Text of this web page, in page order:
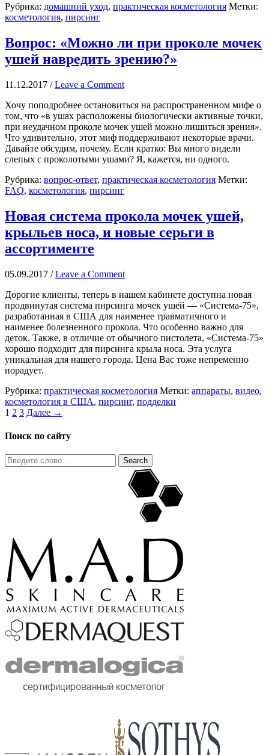
Рубрика: домашний уход, практическая косметология Метки:
косметология, пирсинг
Вопрос: «Можно ли при проколе мочек
ушей навредить зрению?»
11.12.2017 /Leave a Comment
Хочу поподробнее остановиться на распространенном мифе о
том, что «в ушах расположены биологически активные точки,
при неудачном проколе мочек ушей можно лишиться зрения».
Что удивительно, этот миф поддерживают некоторые врачи.
Давайте обсудим, почему. Если кратко: Вы много видели
слепых с проколотыми ушами? Я, кажется, ни одного.
Рубрика: вопрос-ответ, практическая косметология Метки:
FAQ, косметология, пирсинг
Новая система прокола мочек ушей,
крыльев носа, и новые серьги в
ассортименте
05.09.2017 /Leave a Comment
Дорогие клиенты, теперь в нашем кабинете доступна новая
продвинутая система пирсинга мочек ушей — «Система-75»,
разработанная в США для наименее травматичного и
наименее болезненного прокола. Что особенно важно для
деток. Также, в отличие от обычного пистолета, «Система-75»
хорошо подходит для пирсинга крыла носа. Эта услуга
уникальная для нашего города. Цена Вас тоже непременно
порадует.
Рубрика: практическая косметология Метки: аппараты, видео,
косметология в США, пирсинг, подделки
1 2 3 Далее →
Поиск по сайту